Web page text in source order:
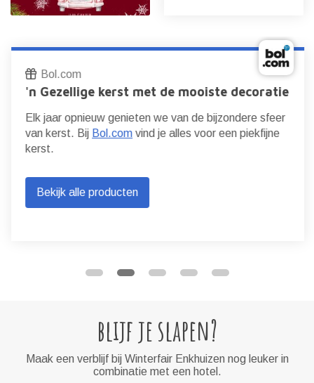
Bol.com
'n Gezellige kerst met de mooiste decoratie
Elk jaar opnieuw genieten we van de bijzondere sfeer
van kerst. Bij Bol.comvind je alles voor een piekfijne
kerst.
Bekijk alle producten
blijf je slapen?
Maak een verblijf bij Winterfair Enkhuizen nog leuker in
combinatie met een hotel.